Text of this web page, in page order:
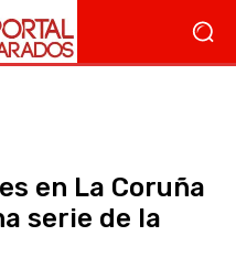
en La Coruña
serie de la